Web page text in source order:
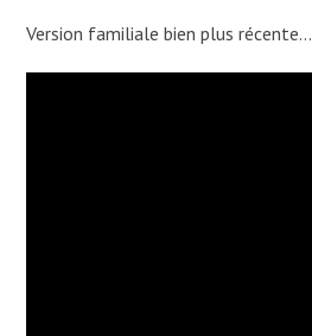
Version familiale bien plus récente…